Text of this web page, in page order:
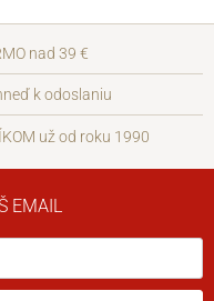
nad 39 €
k odoslaniu
už od roku 1990
EMAIL